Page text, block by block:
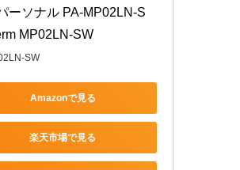
ーソナル PA-MP02LN-S
MP02LN-SW
SW
Amazonで見る
楽天市場で見る